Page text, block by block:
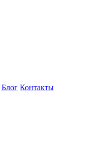
Блог Контакты